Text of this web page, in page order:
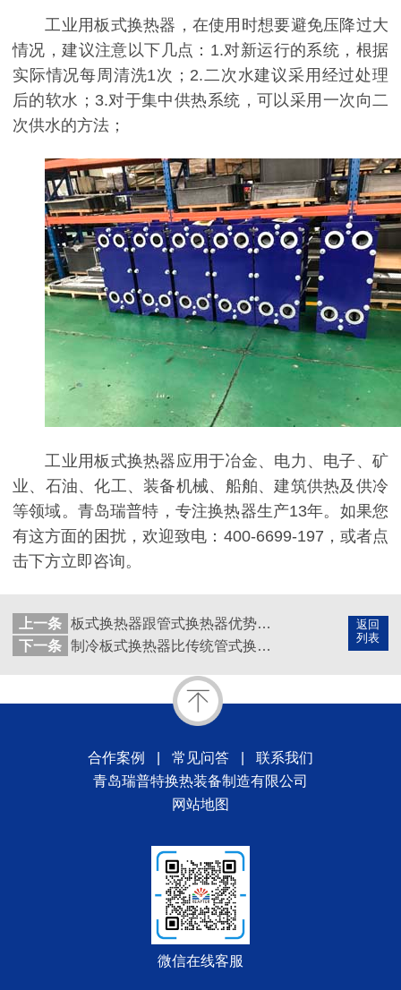
工业用板式换热器，在使用时想要避免压降过大
情况，建议注意以下几点：1.对新运行的系统，根据
实际情况每周清洗1次；2.二次水建议采用经过处理
后的软水；3.对于集中供热系统，可以采用一次向二
次供水的方法；
工业用板式换热器应用于冶金、电力、电子、矿
业、石油、化工、装备机械、船舶、建筑供热及供冷
等领域。青岛瑞普特，专注换热器生产13年。如果您
有这方面的困扰，欢迎致电：400-6699-197，或者点
击下方立即咨询。
返回
列表
上一条
板式换热器跟管式换热器优势对比
下一条
制冷板式换热器比传统管式换热器有哪些优势？
合作案例 常见问答
联系我们
青岛瑞普特换热装备制造有限公司
网站地图
微信在线客服